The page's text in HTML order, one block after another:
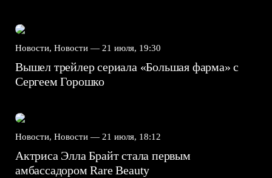
Новости, Новости — 21 июля, 19:30
Вышел трейлер сериала «Большая фарма» с
Сергеем Горошко
Новости, Новости — 21 июля, 18:12
Актриса Элла Брайт стала первым
амбассадором Rare Beauty